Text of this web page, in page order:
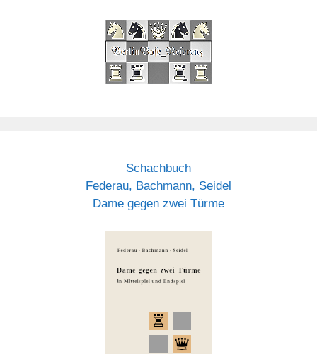
Schachbuch
Federau, Bachmann, Seidel
Dame gegen zwei Türme